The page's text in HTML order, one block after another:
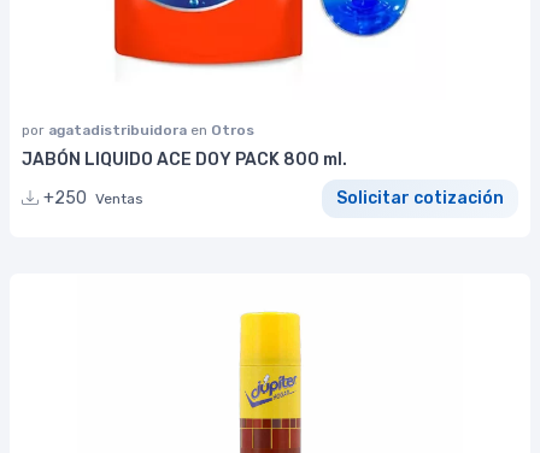
por agatadistribuidora en Otros
JABÓN LIQUIDO ACE DOY PACK 800 ml.
+250 Ventas Solicitar cotización